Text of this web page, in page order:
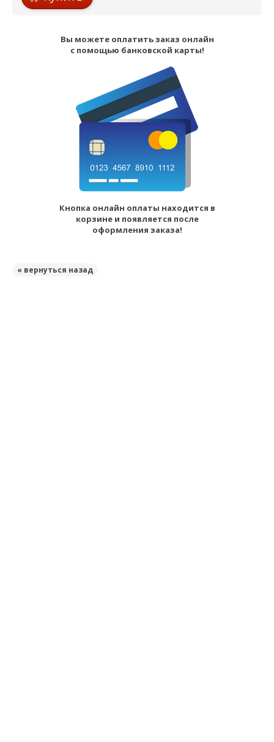
Вы можете оплатить заказ онлайн
с помощью банковской карты!
Кнопка онлайн оплаты находится в
корзине и появляется после
оформления заказа!
« вернуться назад